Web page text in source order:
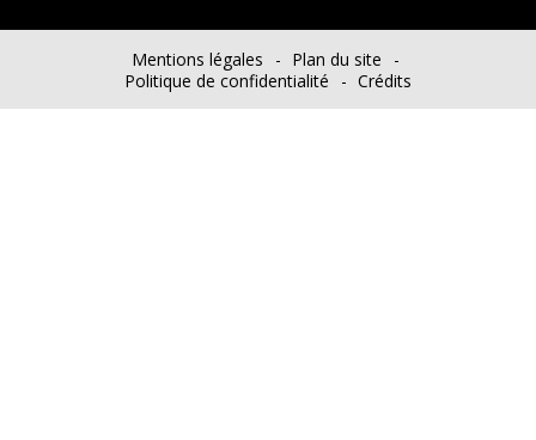
Mentions légales
Plan du site
Politique de confidentialité
Crédits